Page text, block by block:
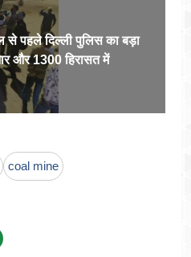
पहले दिल्ली पुलिस का बड़ा
और 1300 हिरासत में
coal mine